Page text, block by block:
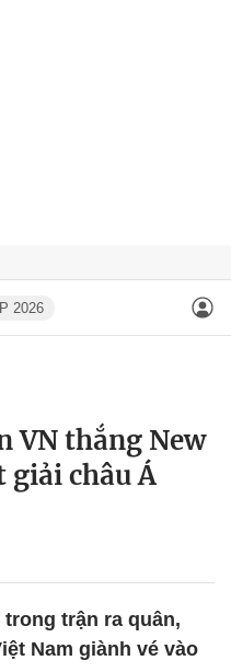
2026
VN thắng New
giải châu Á
trong trận ra quân,
Nam giành vé vào